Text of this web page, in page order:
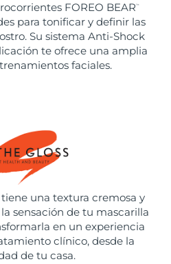
FOREO BEAR ™
para tonificar y definir las
Su sistema Anti-Shock
te ofrece una amplia
faciales.
tiene una textura cremosa y
sensación de tu mascarilla
en un experiencia
clínico, desde la
de tu casa.